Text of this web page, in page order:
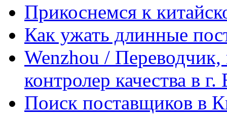
Прикоснемся к
Как ужать длинные
Wenzhou / Переводчик,
контролер качества в
Поиск поставщиков в